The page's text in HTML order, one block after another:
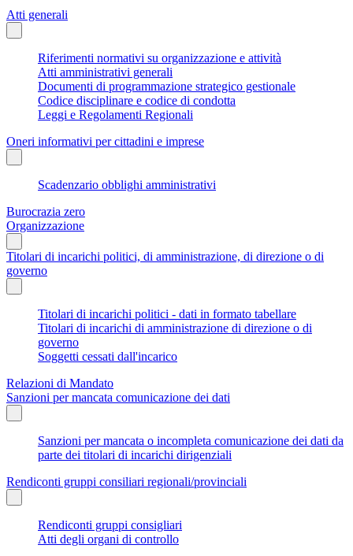
Atti generali
Riferimenti normativi su organizzazione e attività
Atti amministrativi generali
Documenti di programmazione strategico gestionale
Codice disciplinare e codice di condotta
Leggi e Regolamenti Regionali
Oneri informativi per cittadini e imprese
Scadenzario obblighi amministrativi
Burocrazia zero
Organizzazione
Titolari di incarichi politici, di amministrazione, di direzione o di
governo
Titolari di incarichi politici - dati in formato tabellare
Titolari di incarichi di amministrazione di direzione o di
governo
Soggetti cessati dall'incarico
Relazioni di Mandato
Sanzioni per mancata comunicazione dei dati
Sanzioni per mancata o incompleta comunicazione dei dati da
parte dei titolari di incarichi dirigenziali
Rendiconti gruppi consiliari regionali/provinciali
Rendiconti gruppi consigliari
Atti degli organi di controllo